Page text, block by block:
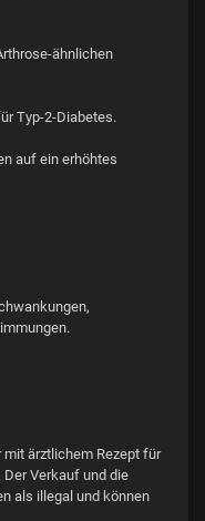
ähnlichen
Typ-2-Diabetes.
auf ein erhöhtes
mit ärztlichem Rezept für
Verkauf und die
als illegal und können